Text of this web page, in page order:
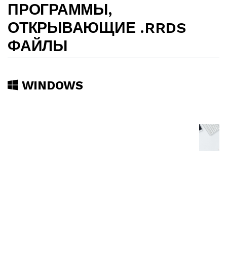
ПРОГРАММЫ,
ОТКРЫВАЮЩИЕ .RRDS
ФАЙЛЫ
WINDOWS